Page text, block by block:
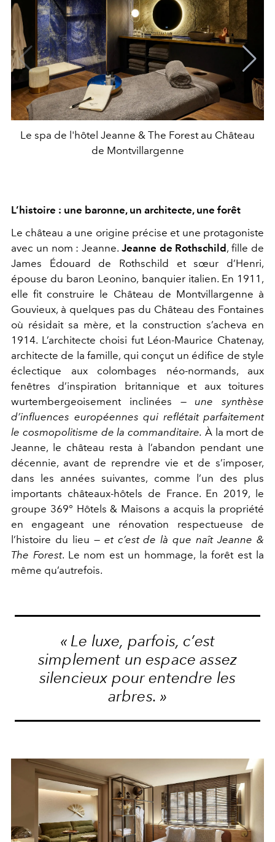
Le spa de l'hôtel Jeanne & The Forest au Château
de Montvillargenne
L’histoire : une baronne, un architecte, une forêt
Le château a une origine précise et une protagoniste
avec un nom : Jeanne. Jeanne de Rothschild , fille de
James Édouard de Rothschild et sœur d’Henri,
épouse du baron Leonino, banquier italien. En 1911,
elle fit construire le Château de Montvillargenne à
Gouvieux, à quelques pas du Château des Fontaines
où résidait sa mère, et la construction s’acheva en
1914. L’architecte choisi fut Léon-Maurice Chatenay,
architecte de la famille, qui conçut un édifice de style
éclectique aux colombages néo-normands, aux
fenêtres d’inspiration britannique et aux toitures
wurtembergeoisement inclinées — une synthèse
d’influences européennes qui reflétait parfaitement
le cosmopolitisme de la commanditaire. À la mort de
Jeanne, le château resta à l’abandon pendant une
décennie, avant de reprendre vie et de s’imposer,
dans les années suivantes, comme l’un des plus
importants châteaux-hôtels de France. En 2019, le
groupe 369° Hôtels & Maisons a acquis la propriété
en engageant une rénovation respectueuse de
l’histoire du lieu — et c’est de là que naît Jeanne &
The Forest. Le nom est un hommage, la forêt est la
même qu’autrefois.
« Le luxe, parfois, c’est
simplement un espace assez
silencieux pour entendre les
arbres. »